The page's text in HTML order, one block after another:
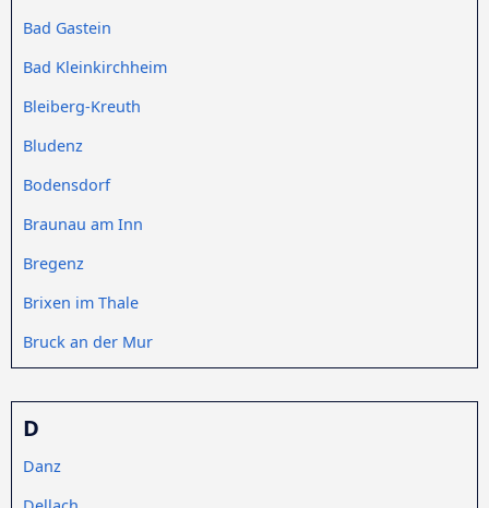
Bad Gastein
Bad Kleinkirchheim
Bleiberg-Kreuth
Bludenz
Bodensdorf
Braunau am Inn
Bregenz
Brixen im Thale
Bruck an der Mur
D
Danz